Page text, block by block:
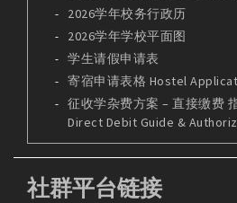
2026学年校务行政历
2026学年学校平面图
学生请假申请表
寄宿申请表格 Hostel
征收学杂费方案 – 直接缴费
Direct Debit Guide &
社群平台链接